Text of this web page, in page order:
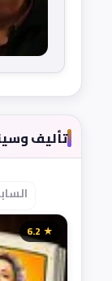
تأليف
★ 6.2